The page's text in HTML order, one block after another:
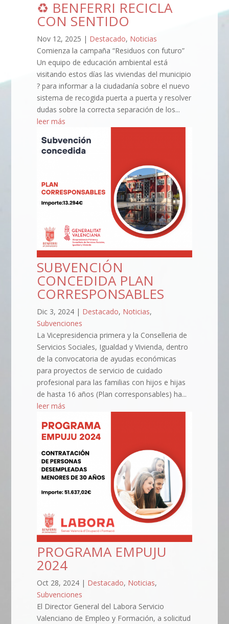
♻️ BENFERRI RECICLA
CON SENTIDO
Nov 12, 2025 | Destacado, Noticias
Comienza la campaña “Residuos con futuro”
Un equipo de educación ambiental está
visitando estos días las viviendas del municipio
? para informar a la ciudadanía sobre el nuevo
sistema de recogida puerta a puerta y resolver
dudas sobre la correcta separación de los...
leer más
SUBVENCIÓN
CONCEDIDA PLAN
CORRESPONSABLES
Dic 3, 2024 | Destacado, Noticias,
Subvenciones
La Vicepresidencia primera y la Conselleria de
Servicios Sociales, Igualdad y Vivienda, dentro
de la convocatoria de ayudas económicas
para proyectos de servicio de cuidado
profesional para las familias con hijos e hijas
de hasta 16 años (Plan corresponsables) ha...
leer más
PROGRAMA EMPUJU
2024
Oct 28, 2024 | Destacado, Noticias,
Subvenciones
El Director General del Labora Servicio
Valenciano de Empleo y Formación, a solicitud